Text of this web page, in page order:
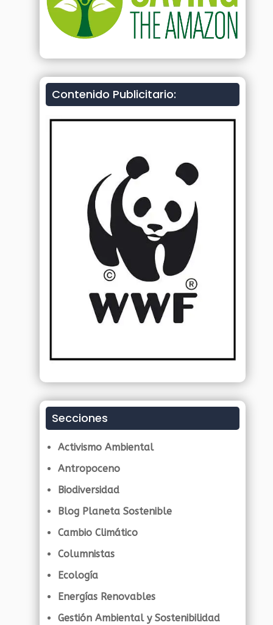
Contenido Publicitario:
Secciones
Activismo Ambiental
Antropoceno
Biodiversidad
Blog Planeta Sostenible
Cambio Climático
Columnistas
Ecología
Energías Renovables
Gestión Ambiental y Sostenibilidad